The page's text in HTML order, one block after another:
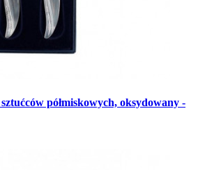
półmiskowych, oksydowany -